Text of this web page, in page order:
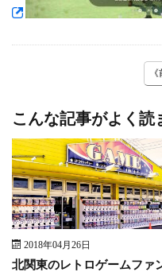
こんな記事がよく読
2018年04月26日
北関東のレトロゲームファ